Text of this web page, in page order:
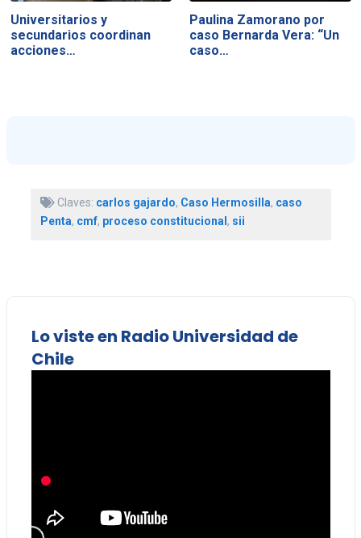
Universitarios y
secundarios coordinan
acciones…
Paulina Zamorano por
caso Bernarda Vera: “Un
caso…
Claves: carlos gajardo, Caso Hermosilla, caso
Penta, cmf, proceso constitucional , sii
Lo viste en Radio Universidad de
Chile